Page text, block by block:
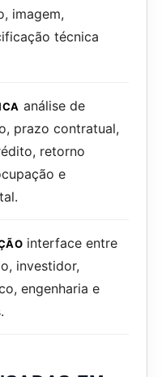
imagem,
técnica
análise de
prazo contratual,
retorno
e
interface entre
investidor,
engenharia e